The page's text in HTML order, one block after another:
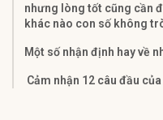
nhưng lòng tốt cũng cần
khác nào con số không
Một số nhận định hay về
Cảm nhận 12 câu đầu